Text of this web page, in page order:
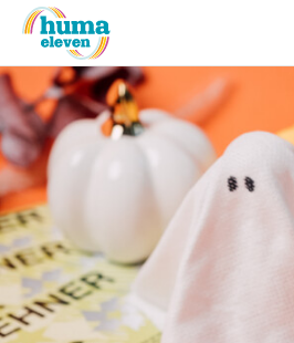
Montag
MONTAG
Dienstag
DIENSTAG
Mittwoch
MITTWOCH
Donnerstag
DONNERSTAG
Freitag
FREITAG